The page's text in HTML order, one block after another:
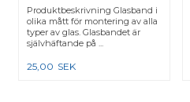
Produktbeskrivning Glasband i
olika mått för montering av alla
typer av glas. Glasbandet är
självhäftande på ...
25,00 SEK